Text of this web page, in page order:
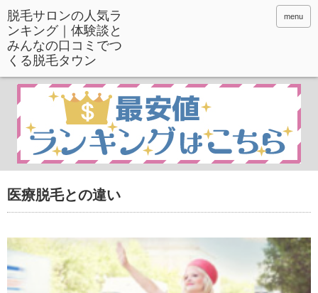
menu
医療脱毛との違い